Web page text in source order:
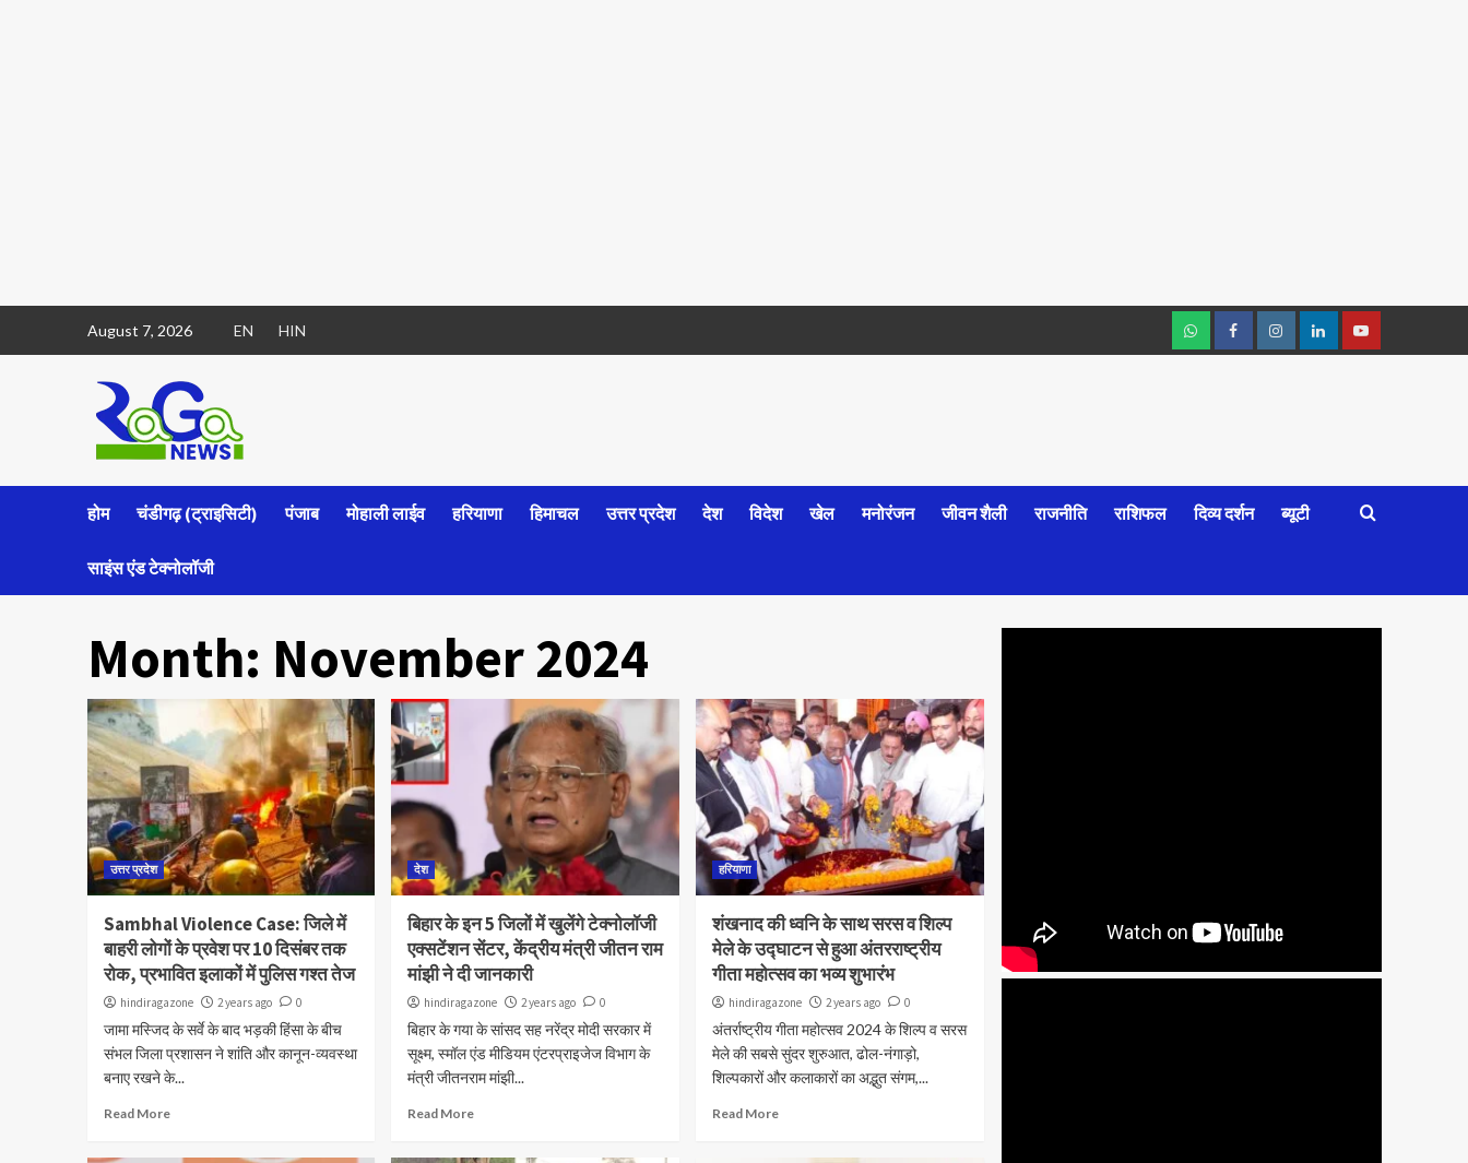
August 7, 2026 EN HIN
होम चंडीगढ़ (ट्राइसिटी) पंजाब मोहाली लाईव हरियाणा हिमाचल उत्तर प्रदेश देश विदेश खेल मनोरंजन जीवन शैली राजनीति राशिफल दिव्य दर्शन ब्यूटी
साइंस एंड टेक्नोलॉजी
Month: November 2024
उत्तर प्रदेश
Sambhal Violence Case: जिले में
बाहरी लोगों के प्रवेश पर 10 दिसंबर तक
रोक, प्रभावित इलाकों में पुलिस गश्त तेज
hindiragazone 2 years ago 0
जामा मस्जिद के सर्वे के बाद भड़की हिंसा के बीच
संभल जिला प्रशासन ने शांति और कानून-व्यवस्था
बनाए रखने के...
Read More
देश
बिहार के इन 5 जिलों में खुलेंगे टेक्नोलॉजी
एक्सटेंशन सेंटर, केंद्रीय मंत्री जीतन राम
मांझी ने दी जानकारी
hindiragazone 2 years ago 0
बिहार के गया के सांसद सह नरेंद्र मोदी सरकार में
सूक्ष्म, स्मॉल एंड मीडियम एंटरप्राइजेज विभाग के
मंत्री जीतनराम मांझी...
Read More
हरियाणा
शंखनाद की ध्वनि के साथ सरस व शिल्प
मेले के उद्घाटन से हुआ अंतरराष्ट्रीय
गीता महोत्सव का भव्य शुभारंभ
hindiragazone 2 years ago 0
अंतर्राष्ट्रीय गीता महोत्सव 2024 के शिल्प व सरस
मेले की सबसे सुंदर शुरुआत, ढोल-नंगाड़ो,
शिल्पकारों और कलाकारों का अद्भुत संगम,...
Read More